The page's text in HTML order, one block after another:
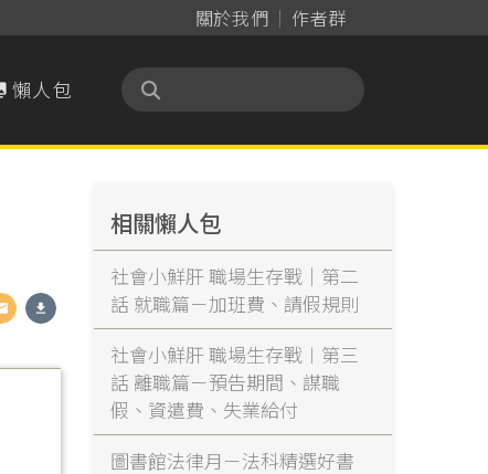
關於我們 作者群
懶人包
相關懶人包
社會小鮮肝 職場生存戰｜第二
話 就職篇－加班費、請假規則
社會小鮮肝 職場生存戰︱第三
話 離職篇－預告期間、謀職
假、資遣費、失業給付
圖書館法律月－法科精選好書